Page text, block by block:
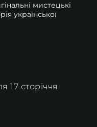
17 сторіччя
мистецькі
української